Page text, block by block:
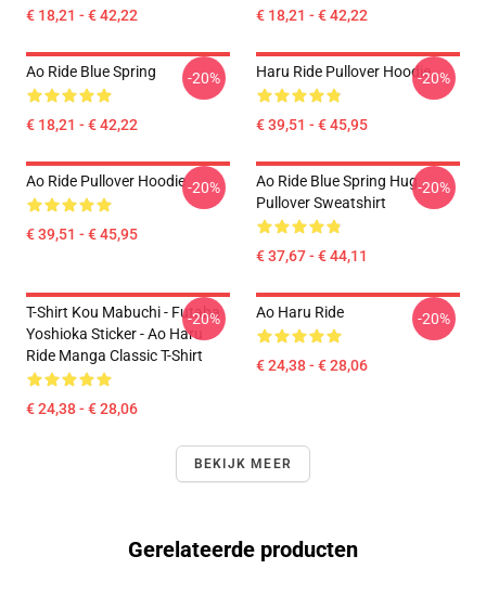
€ 18,21 - € 42,22 € 18,21 - € 42,22
Ao Ride Blue Spring
€ 18,21 - € 42,22
-20% Haru Ride Pullover Hoodie
€ 39,51 - € 45,95
-20%
Ao Ride Pullover Hoodie
€ 39,51 - € 45,95
-20%
Ao Ride Blue Spring Hug
Pullover Sweatshirt
€ 37,67 - € 44,11
-20%
T-Shirt Kou Mabuchi - Futaba
Yoshioka Sticker - Ao Haru
Ride Manga Classic T-Shirt
€ 24,38 - € 28,06
-20% Ao Haru Ride
€ 24,38 - € 28,06
-20%
BEKIJK MEER
Gerelateerde producten